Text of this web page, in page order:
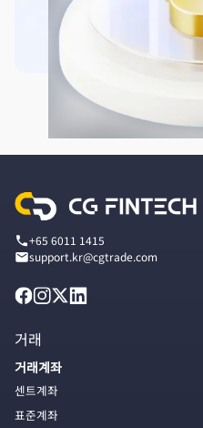
+65 6011 1415
support.kr@cgtrade.com
거래
거래계좌
센트계좌
표준계좌